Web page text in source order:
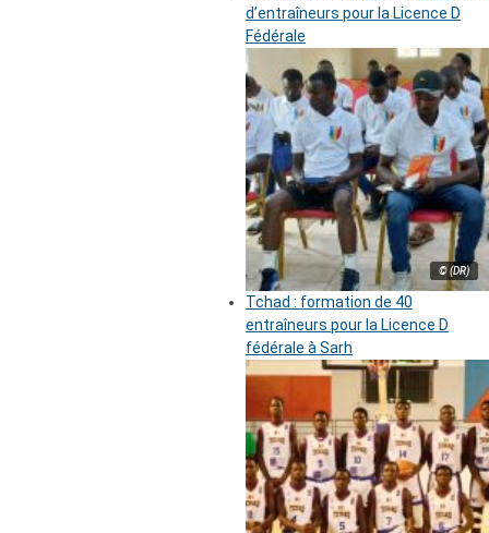
d’entraîneurs pour la Licence D
Fédérale
© (DR)
Tchad : formation de 40
entraîneurs pour la Licence D
fédérale à Sarh